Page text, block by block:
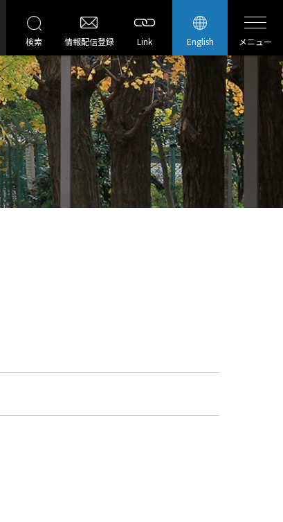
検索 情報配信登録 Link English メニュー